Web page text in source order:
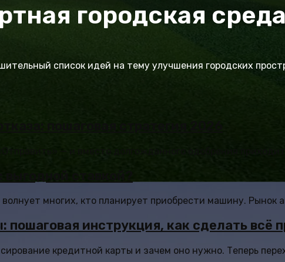
городская
список идей на тему улучшения городских
многих, кто планирует приобрести машину. Рынок
инструкция, как сделать всё
кредитной карты и зачем оно нужно. Теперь